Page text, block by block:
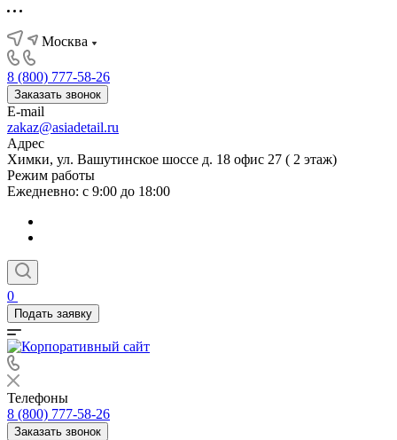
Москва
8 (800) 777-58-26
Заказать звонок
E-mail
zakaz@asiadetail.ru
Адрес
Химки, ул. Вашутинское шоссе д. 18 офис 27 ( 2 этаж)
Режим работы
Ежедневно: с 9:00 до 18:00
0
Подать заявку
Телефоны
8 (800) 777-58-26
Заказать звонок